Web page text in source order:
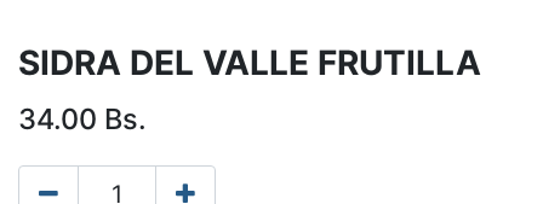
SIDRA DEL VALLE FRUTILLA
34.00 Bs.